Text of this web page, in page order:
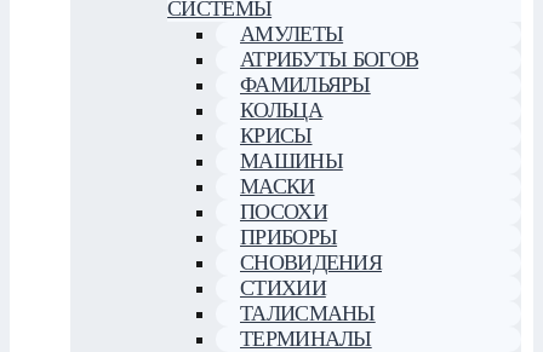
СИСТЕМЫ
АМУЛЕТЫ
АТРИБУТЫ БОГОВ
ФАМИЛЬЯРЫ
КОЛЬЦА
КРИСЫ
МАШИНЫ
МАСКИ
ПОСОХИ
ПРИБОРЫ
СНОВИДЕНИЯ
СТИХИИ
ТАЛИСМАНЫ
ТЕРМИНАЛЫ